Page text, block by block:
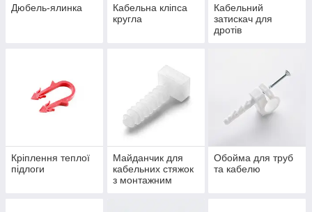
Дюбель-ялинка
Кабельна кліпса
кругла
Кабельний
затискач для
дротів
Кріплення теплої
підлоги
Майданчик для
кабельних стяжок
з монтажним
Обойма для труб
та кабелю